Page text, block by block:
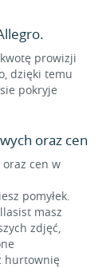
prowizji
dzięki temu
pokryje
oraz cen
cen w
pomyłek.
masz
zdjęć,
hurtownię